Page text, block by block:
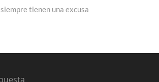
tienen una excusa